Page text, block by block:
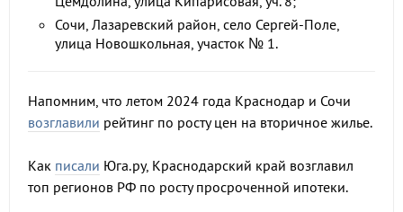
Сочи, Лазаревский район, село Сергей-Поле,
улица Новошкольная, участок № 1.
Напомним, что летом 2024 года Краснодар и Сочи
возглавили рейтинг по росту цен на вторичное жилье.
Как писали Юга.ру, Краснодарский край возглавил
топ регионов РФ по росту просроченной ипотеки.